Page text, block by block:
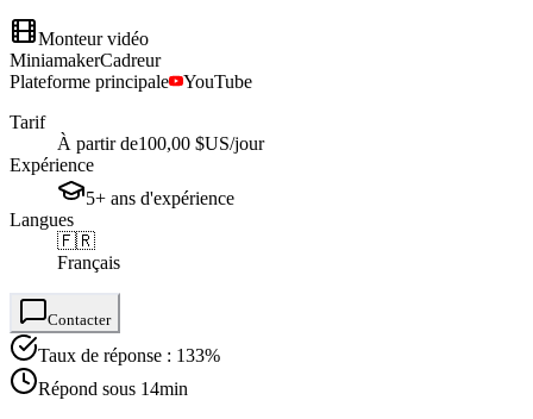
Monteur vidéo
MiniamakerCadreur
Plateforme principale
YouTube
Tarif
À partir de100,00 $US/jour
Expérience
5+ ans d'expérience
Langues
🇫🇷
Français
Contacter
Taux de réponse : 133%
Répond sous 14min